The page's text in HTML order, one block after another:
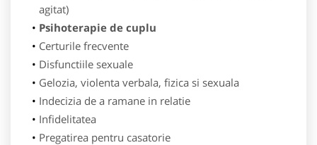
agitat)
Psihoterapie de cuplu
Certurile frecvente
Disfunctiile sexuale
Gelozia, violenta verbala, fizica si sexuala
Indecizia de a ramane in relatie
Infidelitatea
Pregatirea pentru casatorie